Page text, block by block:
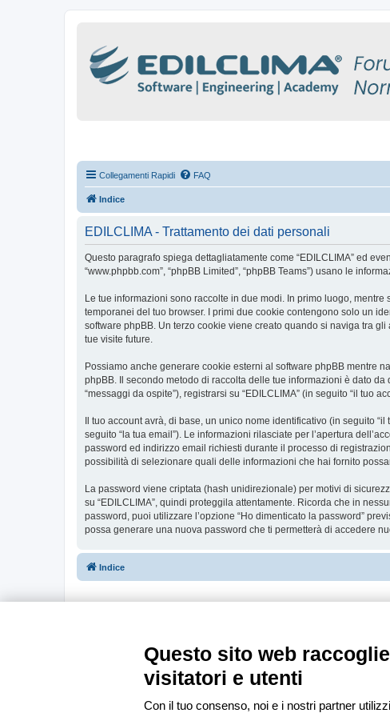
Collegamenti Rapidi FAQ
Indice
EDILCLIMA - Trattamento dei dati personali
Questo paragrafo spiega dettagliatamente come “EDILCLIMA” ed
“www.phpbb.com”, “phpBB Limited”, “phpBB Teams”) usano le
Le tue informazioni sono raccolte in due modi. In primo luogo,
temporanei del tuo browser. I primi due cookie contengono solo un
software phpBB. Un terzo cookie viene creato quando si naviga tra
tue visite future.
Possiamo anche generare cookie esterni al software phpBB mentre
phpBB. Il secondo metodo di raccolta delle tue informazioni è dato
“messaggi da ospite”), registrarsi su “EDILCLIMA” (in seguito “il tuo
Il tuo account avrà, di base, un unico nome identificativo (in seguito
seguito “la tua email”). Le informazioni rilasciate per l’apertura
password ed indirizzo email richiesti durante il processo di
possibilità di selezionare quali delle informazioni che hai fornito
La password viene criptata (hash unidirezionale) per motivi di
su “EDILCLIMA”, quindi proteggila attentamente. Ricorda che in
password, puoi utilizzare l’opzione “Ho dimenticato la password”
possa generare una nuova password che ti permetterà di accedere
Indice
Questo sito web
visitatori e utenti
Con il tuo consenso, noi e i nostri partner